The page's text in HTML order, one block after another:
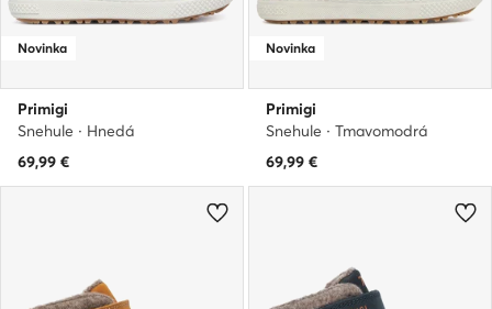
Novinka
Primigi
Snehule · Hnedá
69,99 €
Novinka
Primigi
Snehule · Tmavomodrá
69,99 €